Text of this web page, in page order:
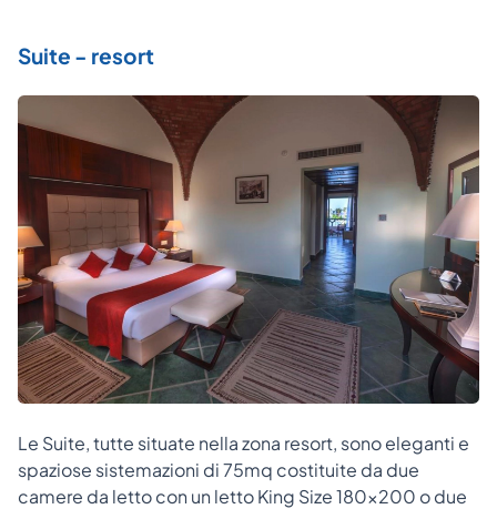
Suite - resort
Le Suite, tutte situate nella zona resort, sono eleganti e
spaziose sistemazioni di 75mq costituite da due
camere da letto con un letto King Size 180x200 o due